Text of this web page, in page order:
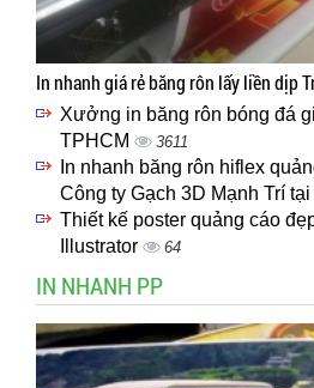
In nhanh giá rẻ băng rôn lấy liền dịp
Xưởng in băng rôn bóng đá
TPHCM
3611
In nhanh băng rôn hiflex
Công ty Gạch 3D Mạnh Trí
Thiết kế poster quảng cáo
Illustrator
64
IN NHANH PP